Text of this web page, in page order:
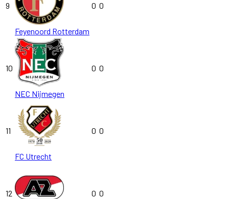
9
Feyenoord Rotterdam
0 0
10
NEC Nijmegen
0 0
11
FC Utrecht
0 0
12 0 0